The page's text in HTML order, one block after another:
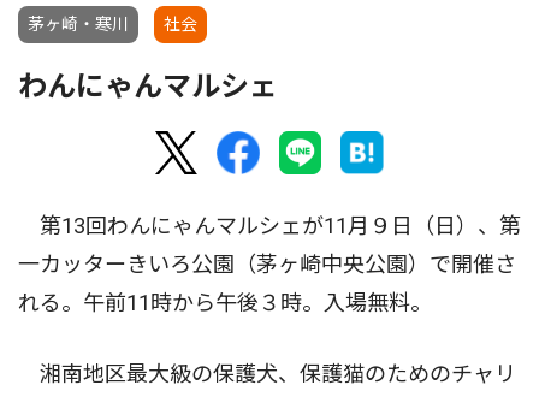
茅ヶ崎・寒川 社会
わんにゃんマルシェ
第13回わんにゃんマルシェが11月９日（日）、第
一カッターきいろ公園（茅ヶ崎中央公園）で開催さ
れる。午前11時から午後３時。入場無料。
湘南地区最大級の保護犬、保護猫のためのチャリ